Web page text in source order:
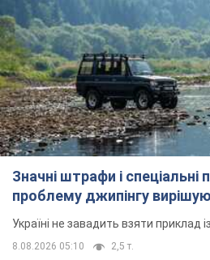
Значні штрафи і спеціальні
проблему джипінгу
Україні не завадить взяти приклад
8.08.2026 05:10 2,5 т.